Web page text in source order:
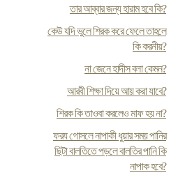
তার আব্বার জন্য হারাম হবে কি?
কেউ যদি ভুলে শিরক করে ফেলে তাহলে
কি করনীয়?
না জেনে হাদীস বলা কেমন?
আরবী শিক্ষা দিয়ে আয় করা যাবে?
শিরক কি তাওবা করলেও মাফ হয় না?
ফর‍য গোসলে নাপাকী ধুয়ার সময় পানির
ছিটা বালতিতে পড়লে বালতির পানি কি
নাপাক হবে?